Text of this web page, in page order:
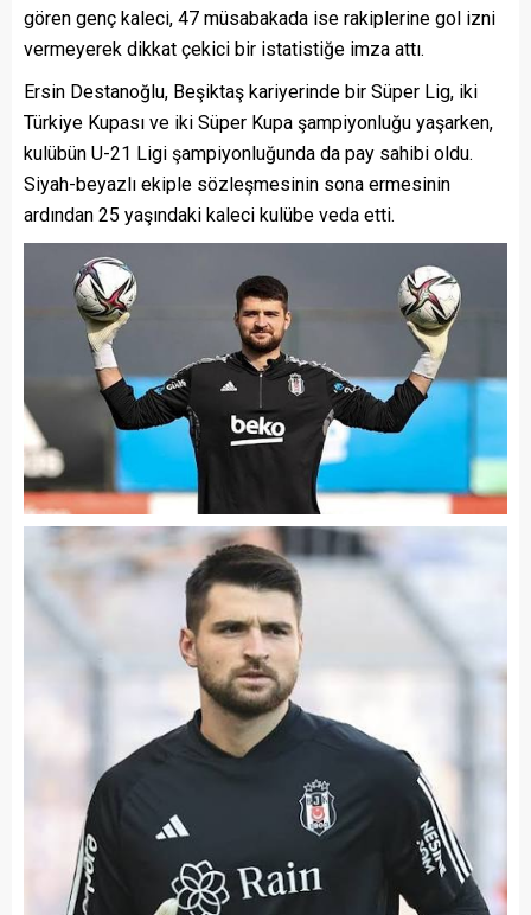
gören genç kaleci, 47 müsabakada ise rakiplerine gol izni
vermeyerek dikkat çekici bir istatistiğe imza attı.
Ersin Destanoğlu, Beşiktaş kariyerinde bir Süper Lig, iki
Türkiye Kupası ve iki Süper Kupa şampiyonluğu yaşarken,
kulübün U-21 Ligi şampiyonluğunda da pay sahibi oldu.
Siyah-beyazlı ekiple sözleşmesinin sona ermesinin
ardından 25 yaşındaki kaleci kulübe veda etti.